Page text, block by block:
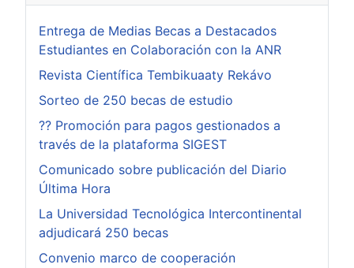
Entrega de Medias Becas a Destacados
Estudiantes en Colaboración con la ANR
Revista Científica Tembikuaaty Rekávo
Sorteo de 250 becas de estudio
?? Promoción para pagos gestionados a
través de la plataforma SIGEST
Comunicado sobre publicación del Diario
Última Hora
La Universidad Tecnológica Intercontinental
adjudicará 250 becas
Convenio marco de cooperación